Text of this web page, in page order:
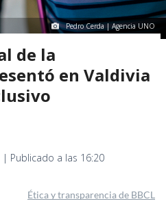
Pedro Cerda | Agencia UNO
de la
en Valdivia
| Publicado a las 16:20
Ética y transparencia de BBCL